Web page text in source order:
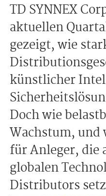
TD SYNNEX
aktuellen
gezeigt, wie
künstlicher
Doch wie
Wachstum, und
für Anleger, die
globalen
Distributors